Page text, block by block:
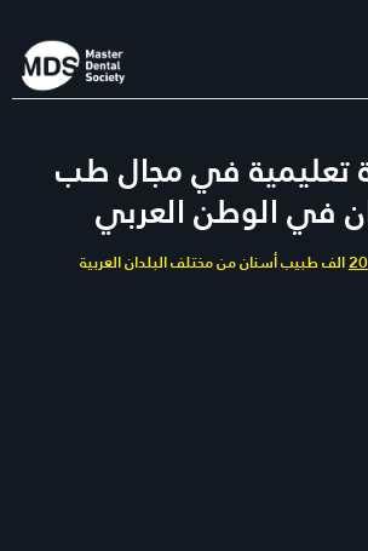
تعليمية في مجال طب
في الوطن العربي
20الف طبيب أسنان من مختلف البلدان العربية